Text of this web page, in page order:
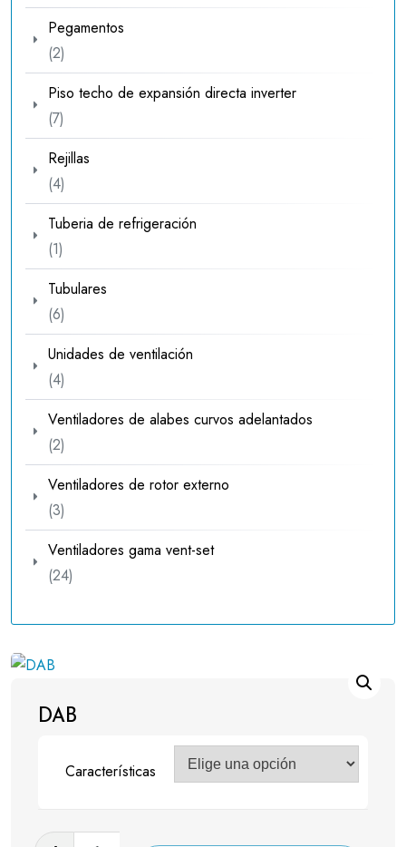
DAB
Características
productos
Pegamentos
22
productos
Piso techo de expansión directa inverter
77
productos
Rejillas
44
productos
Tuberia de refrigeración
11
producto
Tubulares
66
productos
Unidades de ventilación
44
productos
Ventiladores de alabes curvos adelantados
22
productos
Ventiladores de rotor externo
33
productos
Ventiladores gama vent-set
2424